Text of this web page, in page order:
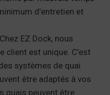
d’entretien et
Chez EZ Dock, nous
client est unique. C’est
systèmes de quai
être adaptés à vos
quais peuvent être